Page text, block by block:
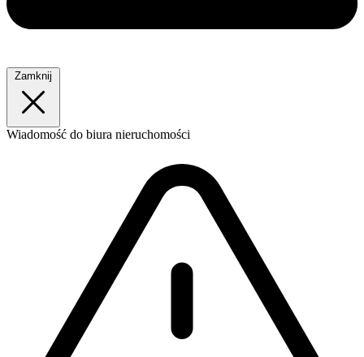
Zamknij
Wiadomość do biura nieruchomości